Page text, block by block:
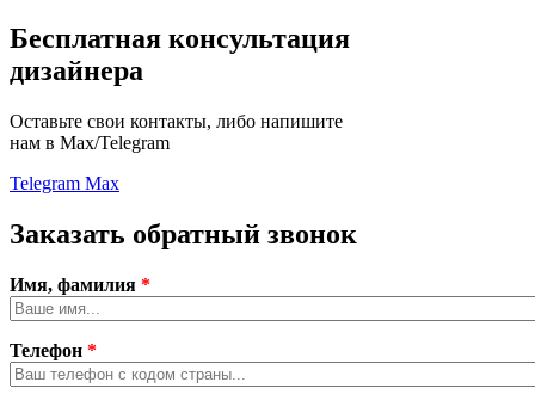
Бесплатная консультация
дизайнера
Оставьте свои контакты, либо напишите
нам в Max/Telegram
Telegram Max
Заказать обратный звонок
Имя, фамилия *
Телефон *